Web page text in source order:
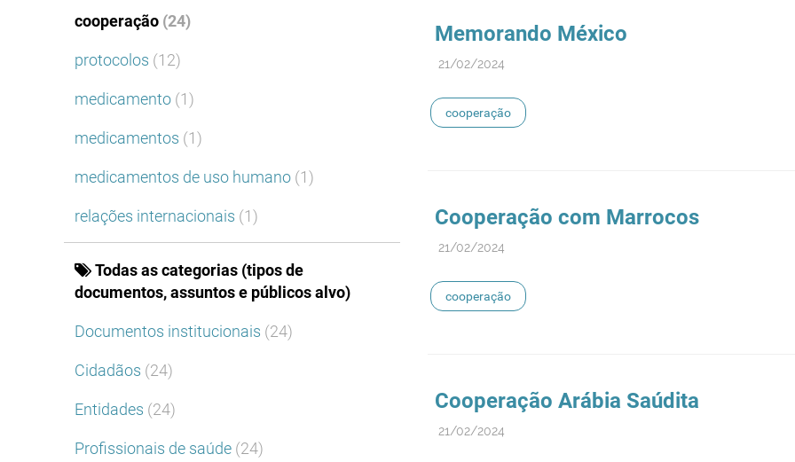
cooperação (24)
protocolos (12)
medicamento (1)
medicamentos (1)
medicamentos de uso humano (1)
relações internacionais (1)
Todas as categorias (tipos de
documentos, assuntos e públicos alvo)
Documentos institucionais (24)
Cidadãos (24)
Entidades (24)
Profissionais de saúde (24)
Memorando México
21/02/2024
cooperação
Cooperação com Marrocos
21/02/2024
cooperação
Cooperação Arábia Saúdita
21/02/2024